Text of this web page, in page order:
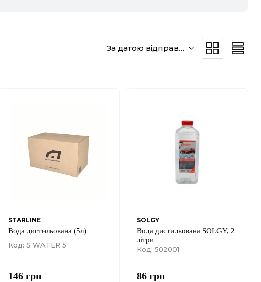
GREAT WALL HAVAL
PORSCHE
SMART SSANGYONG
ZEEKR
За датою відправки
STARLINE
Вода дистильована (5л)
Код: S WATER 5
146 грн
SOLGY
Вода дистильована SOLGY, 2
літри
Код: 502001
86 грн